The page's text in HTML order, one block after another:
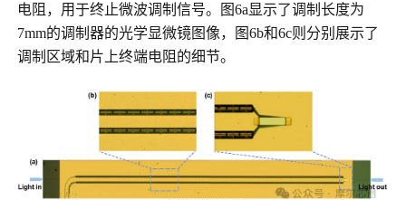
电阻，用于终止微波调制信号。图6a显示了调制长度为
7mm的调制器的光学显微镜图像，图6b和6c则分别展示了
调制区域和片上终端电阻的细节。